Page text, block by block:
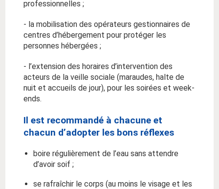
professionnelles ;
- la mobilisation des opérateurs gestionnaires de
centres d’hébergement pour protéger les
personnes hébergées ;
- l’extension des horaires d’intervention des
acteurs de la veille sociale (maraudes, halte de
nuit et accueils de jour), pour les soirées et week-
ends.
Il est recommandé à chacune et
chacun d’adopter les bons réflexes
boire régulièrement de l’eau sans attendre
d’avoir soif ;
se rafraîchir le corps (au moins le visage et les